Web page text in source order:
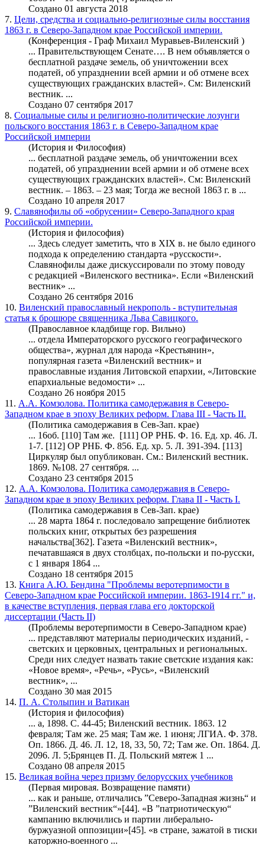
Создано 01 августа 2018
7. Цели, средства и социально-религиозные силы восстания
1863 г. в Северо-Западном крае Российской империи.
(Конференция - Граф Михаил Муравьев-Виленский )
... Правительствующем Сенате…. В нем объявляется о
бесплатной раздаче земель, об уничтожении всех
податей, об упразднении всей армии и об отмене всех
существующих гражданских властей». См: Виленский
вестник. ...
Создано 07 сентября 2017
8. Социальные силы и религиозно-политические лозунги
польского восстания 1863 г. в Северо-Западном крае
Российской империи
(История и Философия)
... бесплатной раздаче земель, об уничтожении всех
податей, об упразднении всей армии и об отмене всех
существующих гражданских властей». См: Виленский
вестник. – 1863. – 23 мая; Тогда же весной 1863 г. в ...
Создано 10 апреля 2017
9. Славянофилы об «обрусении» Северо-Западного края
Российской империи.
(История и философия)
... Здесь следует заметить, что в XIX в. не было единого
подхода к определению стандарта «русскости».
Славянофилы даже дискуссировали по этому поводу
с редакцией «Виленского вестника». Если «Виленский
вестник» ...
Создано 26 сентября 2016
10. Виленский православный некрополь - вступительная
статья к брошюре священника Льва Савицкого.
(Православное кладбище гор. Вильно)
... отдела Императорского русского географического
общества», журнал для народа «Крестьянин»,
популярная газета «Виленский вестник» и
православные издания Литовской епархии, «Литовские
епархиальные ведомости» ...
Создано 26 ноября 2015
11. А.А. Комзолова. Политика самодержавия в Северо-
Западном крае в эпоху Великих реформ. Глава III - Часть II.
(Политика самодержавия в Сев-Зап. крае)
... 16об. [110] Там же. [111] ОР РНБ. Ф. 16. Ед. хр. 46. Л.
1-7. [112] ОР РНБ. Ф. 856. Ед. хр. 5. Л. 391-394. [113]
Циркуляр был опубликован. См.: Виленский вестник.
1869. №108. 27 сентября. ...
Создано 23 сентября 2015
12. А.А. Комзолова. Политика самодержавия в Северо-
Западном крае в эпоху Великих реформ. Глава II - Часть I.
(Политика самодержавия в Сев-Зап. крае)
... 28 марта 1864 г. последовало запрещение библиотек
польских книг, открытых без разрешения
начальства[362]. Газета «Виленский вестник»,
печатавшаяся в двух столбцах, по-польски и по-русски,
с 1 января 1864 ...
Создано 18 сентября 2015
13. Книга А.Ю. Бендина "Проблемы веротерпимости в
Северо-Западном крае Российской империи. 1863-1914 гг." и,
в качестве вступления, первая глава его докторской
диссертации (Чаcть II)
(Проблемы веротерпимости в Северо-Западном крае)
... представляют материалы периодических изданий, -
светских и церковных, центральных и региональных.
Среди них следует назвать такие светские издания как:
«Новое время», «Речь», «Русь», «Виленский
вестник», ...
Создано 30 мая 2015
14. П. А. Столыпин и Ватикан
(История и философия)
... а, 1898. С. 44-45; Виленский вестник. 1863. 12
февраля; Там же. 25 мая; Там же. 1 июня; ЛГИА. Ф. 378.
Оп. 1866. Д. 46. Л. 12, 18, 33, 50, 72; Там же. Оп. 1864. Д.
2096. Л. 5;Брянцев П. Д. Польский мятеж 1 ...
Создано 08 апреля 2015
15. Великая война через призму белорусских учебников
(Первая мировая. Возвращение памяти)
... как и раньше, отличались ”Северо-Западная жизнь“ и
”Виленский вестник“»[44]. «В ”патриотическую“
кампанию включились и партии либерально-
буржуазной оппозиции»[45]. «в стране, зажатой в тиски
каторжно-военного ...